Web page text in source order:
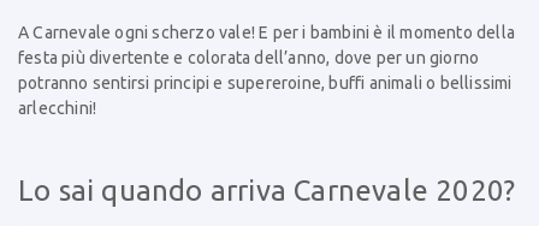
A Carnevale ogni scherzo vale! E per i bambini è il momento della
festa più divertente e colorata dell’anno, dove per un giorno
potranno sentirsi principi e supereroine, buffi animali o bellissimi
arlecchini!
Lo sai quando arriva Carnevale 2020?